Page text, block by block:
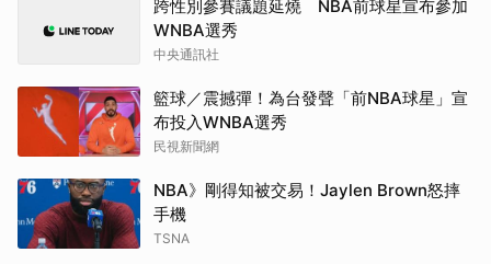
跨性別參賽議題延燒 NBA前球星宣布參加
WNBA選秀
中央通訊社
籃球／震撼彈！為台發聲「前NBA球星」宣
布投入WNBA選秀
民視新聞網
NBA》剛得知被交易！Jaylen Brown怒摔
手機
TSNA